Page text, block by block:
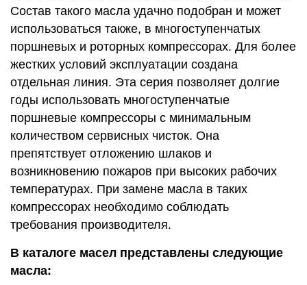
Состав такого масла удачно подобран и может
использоваться также, в многоступенчатых
поршневых и роторных компрессорах. Для более
жестких условий эксплуатации создана
отдельная линия. Эта серия позволяет долгие
годы использовать многоступенчатые
поршневые компрессоры с минимальным
количеством сервисных чисток. Она
препятствует отложению шлаков и
возникновению пожаров при высоких рабочих
температурах. При замене масла в таких
компрессорах необходимо соблюдать
требования производителя.
В каталоге масел представлены следующие
масла: